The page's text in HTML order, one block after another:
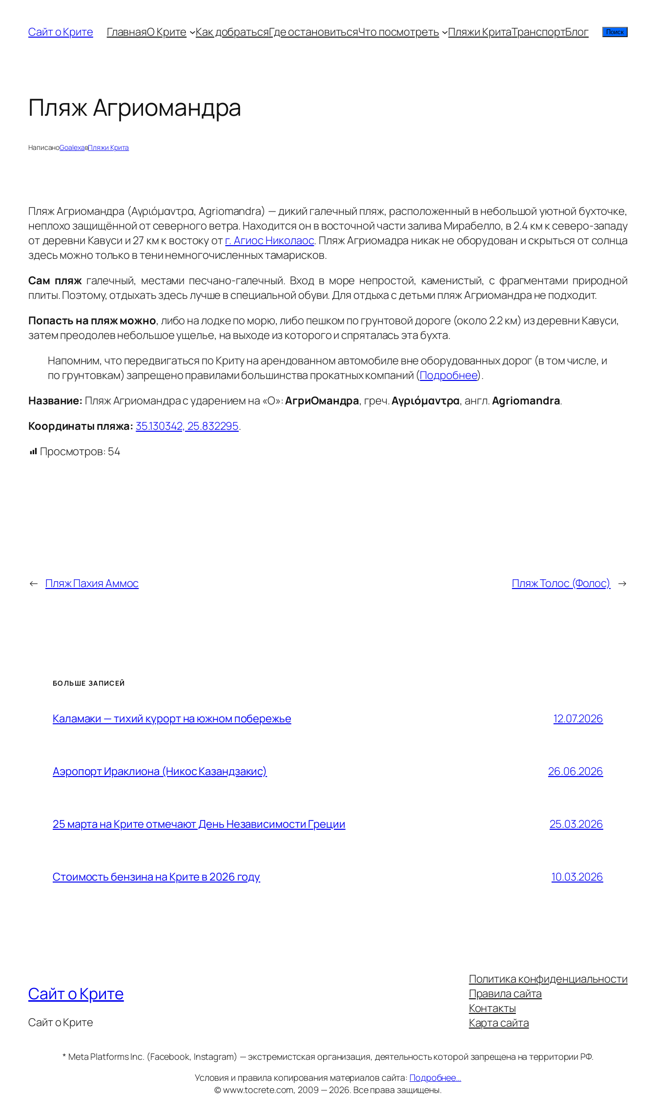
содержимому
Сайт о Крите ГлавнаяО Крите Как добратьсяГде остановитьсяЧто посмотреть Пляжи КритаТранспортБлог Поиск
Поиск
Пляж Агриомандра
НаписаноGoalexaвПляжи Крита
Пляж Агриомандра (Αγριόμαντρα, Agriomandra) — дикий галечный пляж, расположенный в небольшой уютной бухточке,
неплохо защищённой от северного ветра. Находится он в восточной части залива Мирабелло, в 2.4 км к северо-западу
от деревни Кавуси и 27 км к востоку отг. Агиос Николаос. Пляж Агриомадра никак не оборудован и скрыться от солнца
здесь можно только в тени немногочисленных тамарисков.
Сам пляжгалечный, местами песчано-галечный. Вход в море непростой, каменистый, с фрагментами природной
плиты. Поэтому, отдыхать здесь лучше в специальной обуви. Для отдыха с детьми пляж Агриомандра не подходит.
Попасть на пляж можно, либо на лодке по морю, либо пешком по грунтовой дороге (около 2.2 км) из деревни Кавуси,
затем преодолев небольшое ущелье, на выходе из которого и спряталась эта бухта.
Напомним, что передвигаться по Криту на арендованном автомобиле вне оборудованных дорог (в том числе, и
по грунтовкам) запрещено правилами большинства прокатных компаний (Подробнее).
Название: Пляж Агриомандра с ударением на «О»:АгриОмандра, греч.Αγριόμαντρα, англ.Agriomandra.
Координаты пляжа: 35.130342, 25.832295.
Просмотров: 54
← Пляж Пахия Аммос Пляж Толос (Фолос) →
БОЛЬШЕ ЗАПИСЕЙ
Каламаки — тихий курорт на южном побережье 12.07.2026
Аэропорт Ираклиона (Никос Казандзакис) 26.06.2026
25 марта на Крите отмечают День Независимости Греции 25.03.2026
Стоимость бензина на Крите в 2026 году 10.03.2026
Сайт о Крите
Сайт о Крите
Политика конфиденциальности
Правила сайта
Контакты
Карта сайта
* Meta Platforms Inc. (Facebook, Instagram) — экстремистская организация, деятельность которой запрещена на территории РФ.
Условия и правила копирования материалов сайта: Подробнее…
© www.tocrete.com, 2009 — 2026. Все права защищены.